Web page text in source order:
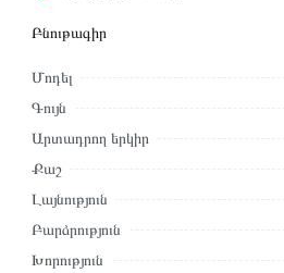
Բնութագիր
Մոդել
Գույն
Արտադրող երկիր
Քաշ
Լայնություն
Բարձրություն
Խորություն